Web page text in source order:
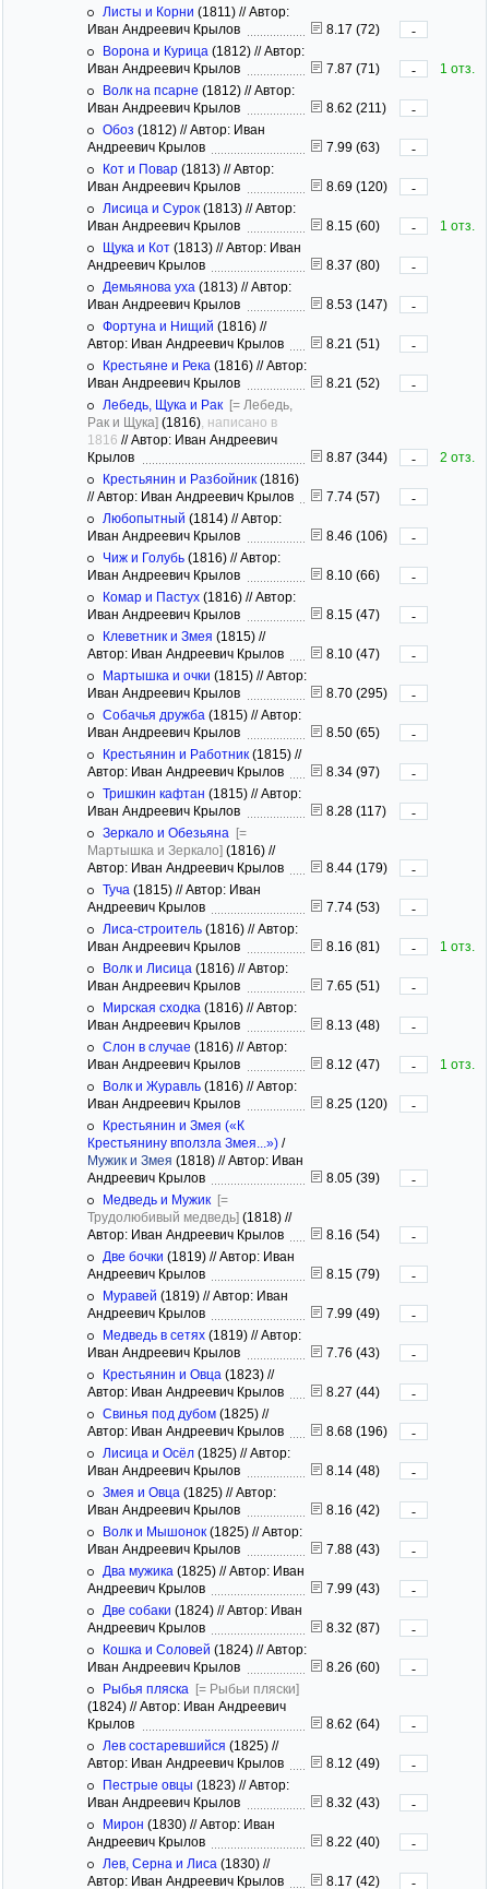
Листы и Корни (1811) //Автор:
Иван Андреевич Крылов
8.17 (72)
-
Ворона и Курица (1812) //Автор:
Иван Андреевич Крылов
7.87 (71) -
1 отз.
Волк на псарне (1812) //Автор:
Иван Андреевич Крылов
8.62 (211)
-
Обоз (1812) //Автор: Иван
Андреевич Крылов
7.99 (63)
-
Кот и Повар (1813) //Автор:
Иван Андреевич Крылов
8.69 (120)
-
Лисица и Сурок (1813) //Автор:
Иван Андреевич Крылов
8.15 (60) -
1 отз.
Щука и Кот (1813) //Автор: Иван
Андреевич Крылов
8.37 (80)
-
Демьянова уха (1813) //Автор:
Иван Андреевич Крылов
8.53 (147)
-
Фортуна и Нищий (1816) //
Автор: Иван Андреевич Крылов
8.21 (51)
-
Крестьяне и Река (1816) //Автор:
Иван Андреевич Крылов
8.21 (52)
-
Лебедь, Щука и Рак [= Лебедь,
Рак и Щука] (1816) , написано в
1816 //Автор: Иван Андреевич
Крылов
8.87 (344) -
2 отз.
Крестьянин и Разбойник (1816)
//Автор: Иван Андреевич Крылов 7.74 (57)
-
Любопытный (1814) //Автор:
Иван Андреевич Крылов
8.46 (106)
-
Чиж и Голубь (1816) //Автор:
Иван Андреевич Крылов
8.10 (66)
-
Комар и Пастух (1816) //Автор:
Иван Андреевич Крылов
8.15 (47)
-
Клеветник и Змея (1815) //
Автор: Иван Андреевич Крылов
8.10 (47)
-
Мартышка и очки (1815) //Автор:
Иван Андреевич Крылов
8.70 (295)
-
Собачья дружба (1815) //Автор:
Иван Андреевич Крылов
8.50 (65)
-
Крестьянин и Работник (1815) //
Автор: Иван Андреевич Крылов
8.34 (97)
-
Тришкин кафтан (1815) //Автор:
Иван Андреевич Крылов
8.28 (117)
-
Зеркало и Обезьяна [=
Мартышка и Зеркало] (1816) //
Автор: Иван Андреевич Крылов
8.44 (179)
-
Туча (1815) //Автор: Иван
Андреевич Крылов
7.74 (53)
-
Лиса-строитель (1816) //Автор:
Иван Андреевич Крылов
8.16 (81) -
1 отз.
Волк и Лисица (1816) //Автор:
Иван Андреевич Крылов
7.65 (51)
-
Мирская сходка (1816) //Автор:
Иван Андреевич Крылов
8.13 (48)
-
Слон в случае (1816) //Автор:
Иван Андреевич Крылов
8.12 (47) -
1 отз.
Волк и Журавль (1816) //Автор:
Иван Андреевич Крылов
8.25 (120)
-
Крестьянин и Змея («К
Крестьянину вползла Змея...») /
Мужик и Змея (1818) //Автор: Иван
Андреевич Крылов
8.05 (39)
-
Медведь и Мужик [=
Трудолюбивый медведь] (1818) //
Автор: Иван Андреевич Крылов
8.16 (54)
-
Две бочки (1819) //Автор: Иван
Андреевич Крылов
8.15 (79)
-
Муравей (1819) //Автор: Иван
Андреевич Крылов
7.99 (49)
-
Медведь в сетях (1819) //Автор:
Иван Андреевич Крылов
7.76 (43)
-
Крестьянин и Овца (1823) //
Автор: Иван Андреевич Крылов
8.27 (44)
-
Свинья под дубом (1825) //
Автор: Иван Андреевич Крылов
8.68 (196)
-
Лисица и Осёл (1825) //Автор:
Иван Андреевич Крылов
8.14 (48)
-
Змея и Овца (1825) //Автор:
Иван Андреевич Крылов
8.16 (42)
-
Волк и Мышонок (1825) //Автор:
Иван Андреевич Крылов
7.88 (43)
-
Два мужика (1825) //Автор: Иван
Андреевич Крылов
7.99 (43)
-
Две собаки (1824) //Автор: Иван
Андреевич Крылов
8.32 (87)
-
Кошка и Соловей (1824) //Автор:
Иван Андреевич Крылов
8.26 (60)
-
Рыбья пляска [= Рыбьи пляски]
(1824) //Автор: Иван Андреевич
Крылов
8.62 (64)
-
Лев состаревшийся (1825) //
Автор: Иван Андреевич Крылов
8.12 (49)
-
Пестрые овцы (1823) //Автор:
Иван Андреевич Крылов
8.32 (43)
-
Мирон (1830) //Автор: Иван
Андреевич Крылов
8.22 (40)
-
Лев, Серна и Лиса (1830) //
Автор: Иван Андреевич Крылов
8.17 (42) -